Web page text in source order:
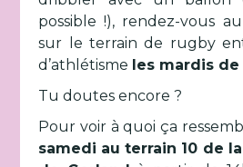
possible !), rendez-vous au
sur le terrain de rugby
d’athlétisme les mardis de
Tu doutes encore ?
Pour voir à quoi ça
samedi au terrain 10 de